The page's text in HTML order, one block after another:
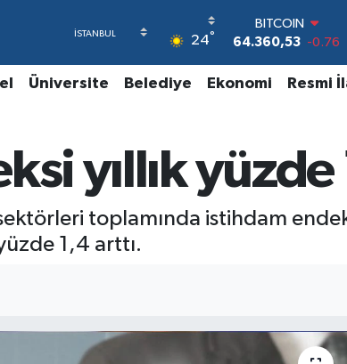
24°
64.360,53
DOLAR
55,0317
-0.02
GRAM ALTIN
6574.81
1.44
BİST100
Üniversite Belediye Ekonomi Resmi
yıllık yüzde
toplamında istihdam
1,4 arttı.